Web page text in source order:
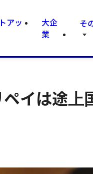
アッ
大企
業
そ
イは途上